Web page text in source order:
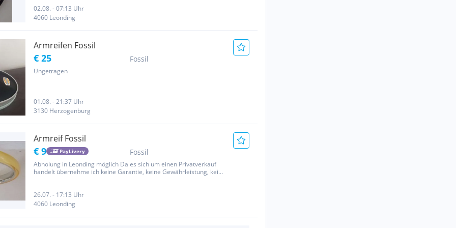
02.08. - 07:13 Uhr
4060 Leonding
Armreifen Fossil
€ 25 Fossil
Ungetragen
01.08. - 21:37 Uhr
3130 Herzogenburg
Armreif Fossil
€ 9 PayLivery Fossil
Abholung in Leonding möglich Da es sich um einen Privatverkauf
handelt übernehme ich keine Garantie, keine Gewährleistung, kein
26.07. - 17:13 Uhr
4060 Leonding